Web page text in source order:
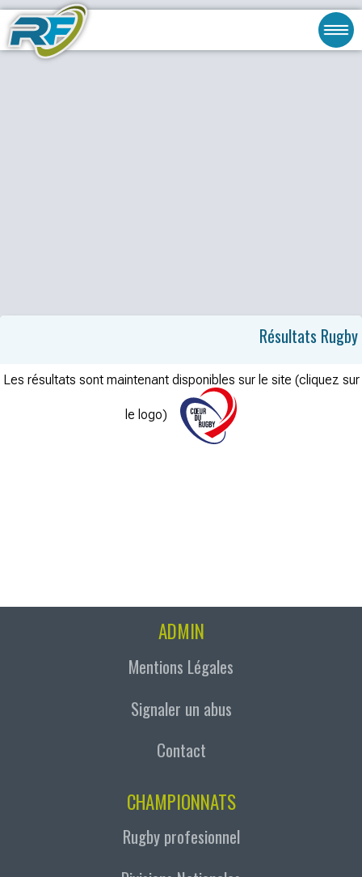
Résultats Rugby
Les résultats sont maintenant disponibles sur le site (cliquez sur
le logo)
ADMIN
Mentions Légales
Signaler un abus
Contact
CHAMPIONNATS
Rugby profesionnel